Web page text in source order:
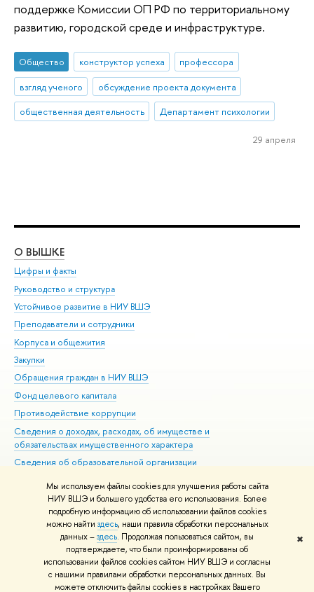
Мы используем файлы cookies для улучшения работы сайта
НИУ ВШЭ и большего удобства его использования. Более
подробную информацию об использовании файлов cookies
можно найти здесь, наши правила обработки персональных
данных –здесь. Продолжая пользоваться сайтом, вы
подтверждаете, что были проинформированы об
использовании файлов cookies сайтом НИУ ВШЭ и согласны
с нашими правилами обработки персональных данных. Вы
можете отключить файлы cookies в настройках Вашего
✖
поддержке Комиссии ОП РФ по территориальному
развитию, городской среде и инфраструктуре.
Общество конструктор успеха
профессора
взгляд ученого
обсуждение проекта документа
общественная деятельность
Департамент психологии
29 апреля
О ВЫШКЕ
Цифры и факты
Руководство и структура
Устойчивое развитие в НИУ ВШЭ
Преподаватели и сотрудники
Корпуса и общежития
Закупки
Обращения граждан в НИУ ВШЭ
Фонд целевого капитала
Противодействие коррупции
Сведения о доходах, расходах, об имуществе и
обязательствах имущественного характера
Сведения об образовательной организации
Людям с ограниченными возможностями здоровья
Единая платежная страница
Работа в Вышке
© НИУ ВШЭ 1993–2026 Адреса и контакты Условия использования
материалов Политика конфиденциальности Карта сайта
Шрифты HSE Sans и HSE Slab разработаны вШколе дизайна НИУ ВШЭ